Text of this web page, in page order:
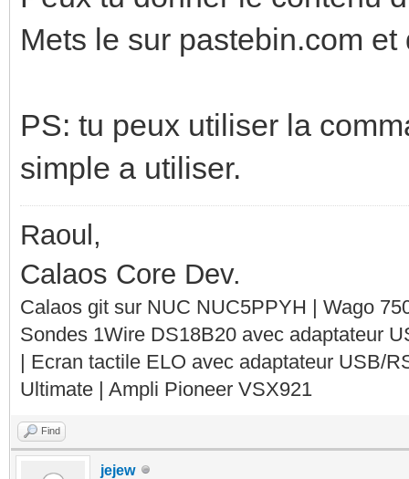
Mets le sur pastebin.com
PS: tu peux utiliser la
simple a utiliser.
Raoul,
Calaos Core Dev.
Calaos git sur NUC NUC5PPYH | Wago
Sondes 1Wire DS18B20 avec adaptateur
| Ecran tactile ELO avec adaptateur USB/
Ultimate | Ampli Pioneer VSX921
Find
jejew